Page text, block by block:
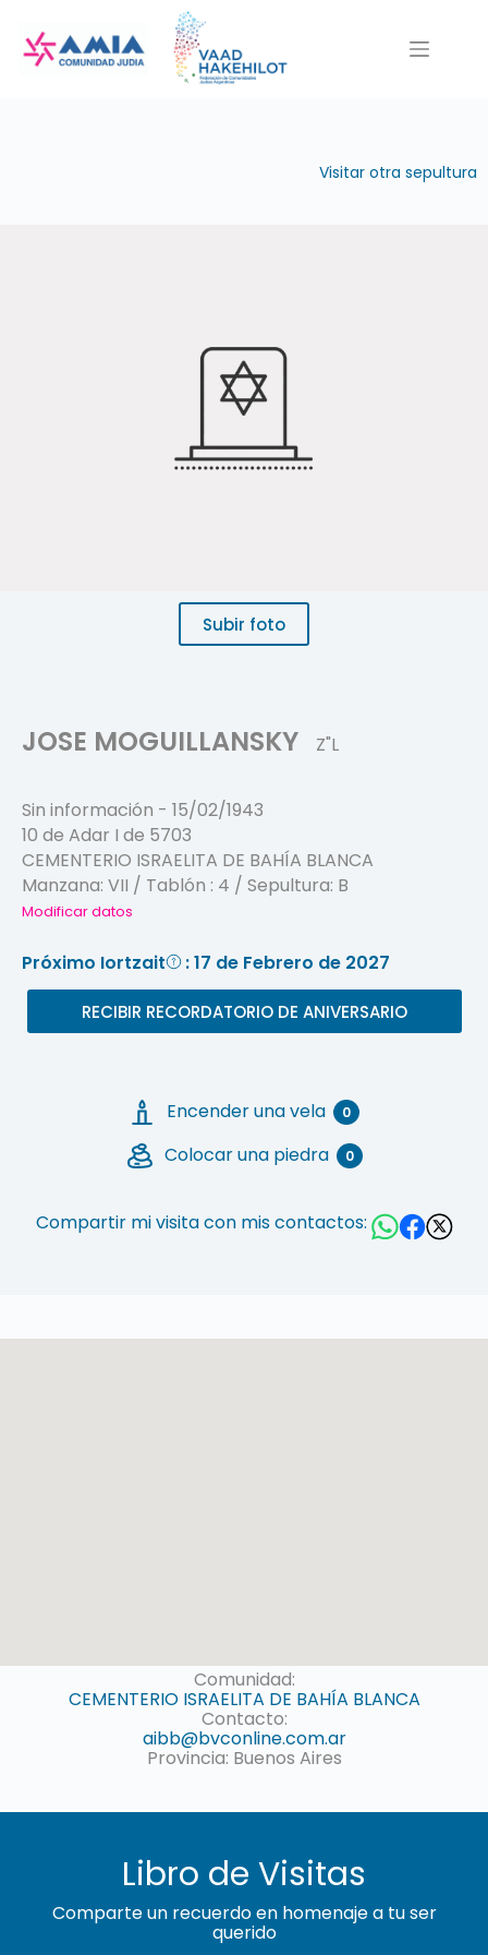
contenido
Visitar otra sepultura
Subir foto
JOSE MOGUILLANSKY Z"L
Sin información - 15/02/1943
10 de Adar I de 5703
CEMENTERIO ISRAELITA DE BAHÍA BLANCA
Manzana: VII / Tablón : 4 / Sepultura: B
Modificar datos
Próximo Iortzait : 17 de Febrero de 2027
RECIBIR RECORDATORIO DE ANIVERSARIO
Encender una vela 0
Colocar una piedra 0
Compartir mi visita con mis contactos:
Comunidad:
CEMENTERIO ISRAELITA DE BAHÍA BLANCA
Contacto:
aibb@bvconline.com.ar
Provincia: Buenos Aires
Libro de Visitas
Comparte un recuerdo en homenaje a tu ser
querido